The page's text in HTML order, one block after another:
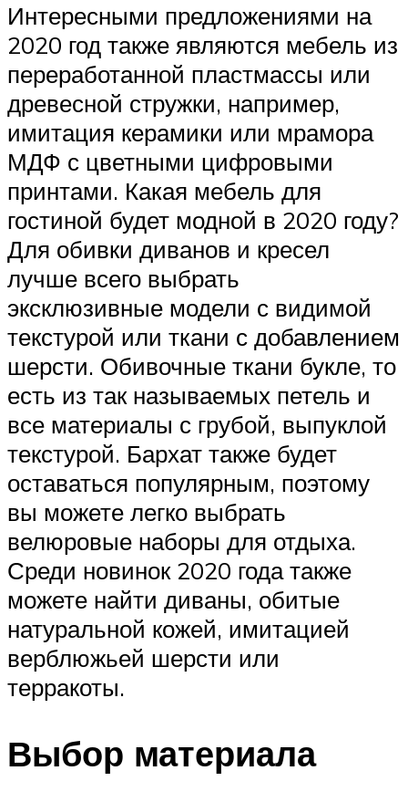
Интересными предложениями на
2020 год также являются мебель из
переработанной пластмассы или
древесной стружки, например,
имитация керамики или мрамора
МДФ с цветными цифровыми
принтами. Какая мебель для
гостиной будет модной в 2020 году?
Для обивки диванов и кресел
лучше всего выбрать
эксклюзивные модели с видимой
текстурой или ткани с добавлением
шерсти. Обивочные ткани букле, то
есть из так называемых петель и
все материалы с грубой, выпуклой
текстурой. Бархат также будет
оставаться популярным, поэтому
вы можете легко выбрать
велюровые наборы для отдыха.
Среди новинок 2020 года также
можете найти диваны, обитые
натуральной кожей, имитацией
верблюжьей шерсти или
терракоты.
Выбор материала